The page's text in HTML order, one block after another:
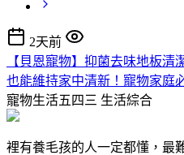
2天前
【貝恩寵物】抑菌去味地板清
也能維持家中清新！寵物家庭
寵物生活五四三 生活綜合
裡有養毛孩的人一定都懂，最